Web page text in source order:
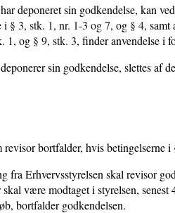
deponeret sin godkendelse, kan
i § 3, stk. 1, nr. 1-3 og 7, og § 4,
1, og § 9, stk. 3, finder anvendelse i
sin godkendelse, slettes af
revisor bortfalder, hvis betingelserne i
fra Erhvervsstyrelsen skal revisor
være modtaget i styrelsen,
bortfalder godkendelsen.